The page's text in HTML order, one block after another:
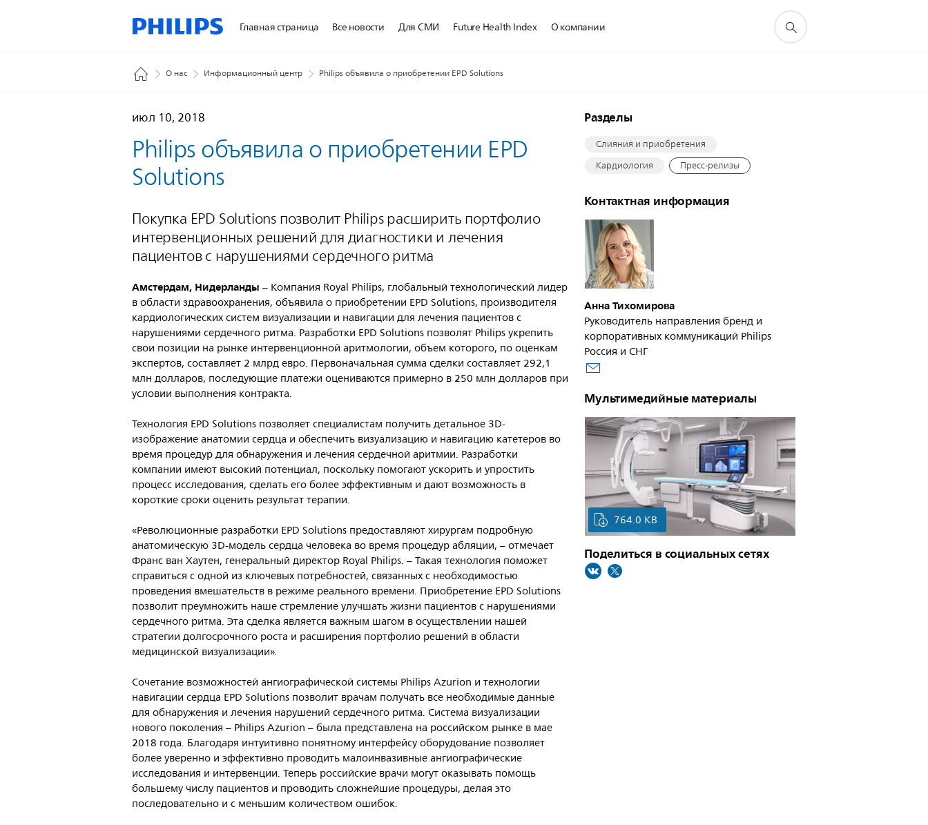
Главная страница Все новости Для СМИ Future Health Index О компании
О нас Информационный центр Philips объявила о приобретении EPD Solutions
июл 10, 2018
Philips объявила о приобретении EPD
Solutions
Покупка EPD Solutions позволит Philips расширить портфолио
интервенционных решений для диагностики и лечения
пациентов с нарушениями сердечного ритма
Амстердам, Нидерланды – Компания Royal Philips, глобальный технологический лидер
в области здравоохранения, объявила о приобретении EPD Solutions, производителя
кардиологических систем визуализации и навигации для лечения пациентов с
нарушениями сердечного ритма. Разработки EPD Solutions позволят Philips укрепить
свои позиции на рынке интервенционной аритмологии, объем которого, по оценкам
экспертов, составляет 2 млрд евро. Первоначальная сумма сделки составляет 292,1
млн долларов, последующие платежи оцениваются примерно в 250 млн долларов при
условии выполнения контракта.
Технология EPD Solutions позволяет специалистам получить детальное 3D-
изображение анатомии сердца и обеспечить визуализацию и навигацию катетеров во
время процедур для обнаружения и лечения сердечной аритмии. Разработки
компании имеют высокий потенциал, поскольку помогают ускорить и упростить
процесс исследования, сделать его более эффективным и дают возможность в
короткие сроки оценить результат терапии.
«Революционные разработки EPD Solutions предоставляют хирургам подробную
анатомическую 3D-модель сердца человека во время процедур абляции, – отмечает
Франс ван Хаутен, генеральный директор Royal Philips. – Такая технология поможет
справиться с одной из ключевых потребностей, связанных с необходимостью
проведения вмешательств в режиме реального времени. Приобретение EPD Solutions
позволит преумножить наше стремление улучшать жизни пациентов с нарушениями
сердечного ритма. Эта сделка является важным шагом в осуществлении нашей
стратегии долгосрочного роста и расширения портфолио решений в области
медицинской визуализации».
Сочетание возможностей ангиографической системы Philips Azurion и технологии
навигации сердца EPD Solutions позволит врачам получать все необходимые данные
для обнаружения и лечения нарушений сердечного ритма. Система визуализации
нового поколения – Philips Azurion – была представлена на российском рынке в мае
2018 года. Благодаря интуитивно понятному интерфейсу оборудование позволяет
более уверенно и эффективно проводить малоинвазивные ангиографические
исследования и интервенции. Теперь российские врачи могут оказывать помощь
большему числу пациентов и проводить сложнейшие процедуры, делая это
последовательно и с меньшим количеством ошибок.
Разделы
Слияния и приобретения
Кардиология
Пресс-релизы
Контактная информация
Анна Тихомирова
Руководитель направления бренд и
корпоративных коммуникаций Philips
Россия и СНГ
Мультимедийные материалы
764.0 KB
Поделиться в социальных сетях